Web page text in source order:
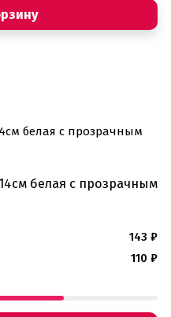
белая с прозрачным
143 ₽
110 ₽